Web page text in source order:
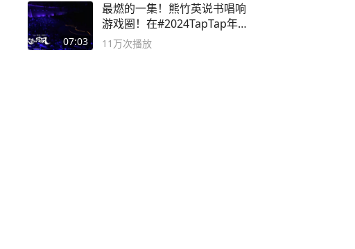
07:03
最燃的一集！熊竹英说书唱响
游戏圈！在#2024TapTap年
度游戏大赏
11万次播放